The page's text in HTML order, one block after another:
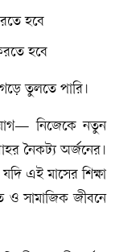
হবে
করতে হবে
তুলতে পারি।
নিজেকে নতুন
নৈকট্য অর্জনের।
এই মাসের শিক্ষা
ও সামাজিক জীবনে